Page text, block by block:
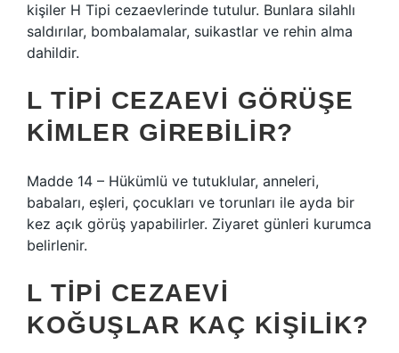
kişiler H Tipi cezaevlerinde tutulur. Bunlara silahlı
saldırılar, bombalamalar, suikastlar ve rehin alma
dahildir.
L TIPI CEZAEVI GÖRÜŞE
KIMLER GIREBILIR?
Madde 14 – Hükümlü ve tutuklular, anneleri,
babaları, eşleri, çocukları ve torunları ile ayda bir
kez açık görüş yapabilirler. Ziyaret günleri kurumca
belirlenir.
L TIPI CEZAEVI
KOĞUŞLAR KAÇ KIŞILIK?